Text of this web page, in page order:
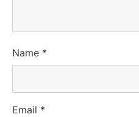
Name *
Email *